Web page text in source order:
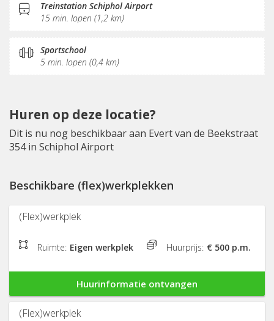
Treinstation Schiphol Airport
15 min. lopen (1,2 km)
Sportschool
5 min. lopen (0,4 km)
Huren op deze locatie?
Dit is nu nog beschikbaar aan Evert van de Beekstraat
354 in Schiphol Airport
Beschikbare (flex)werkplekken
(Flex)werkplek
Ruimte: Eigen werkplek Huurprijs: € 500 p.m.
Huurinformatie ontvangen
(Flex)werkplek